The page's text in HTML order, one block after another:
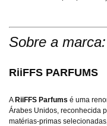
Sobre a marca:
RiiFFS PARFUMS
ARiiFFS Parfums é uma
Árabes Unidos, reconhecida
matérias-primas